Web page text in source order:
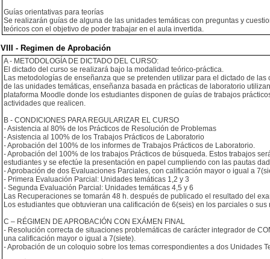
Guías orientativas para teorías
Se realizarán guías de alguna de las unidades temáticas con preguntas y
teóricos con el objetivo de poder trabajar en el aula invertida.
VIII - Regimen de Aprobación
A - METODOLOGÍA DE DICTADO DEL CURSO:
El dictado del curso se realizará bajo la modalidad teórico-práctica.
Las metodologías de enseñanza que se pretenden utilizar para el dictado de
de las unidades temáticas, enseñanza basada en prácticas de laboratorio
plataforma Moodle donde los estudiantes disponen de guías de trabajos
actividades que realicen.
B - CONDICIONES PARA REGULARIZAR EL CURSO
- Asistencia al 80% de los Prácticos de Resolución de Problemas
- Asistencia al 100% de los Trabajos Prácticos de Laboratorio
- Aprobación del 100% de los informes de Trabajos Prácticos de Laboratorio.
- Aprobación del 100% de los trabajos Prácticos de búsqueda. Estos trabajos
estudiantes y se efectúe la presentación en papel cumpliendo con las pautas
- Aprobación de dos Evaluaciones Parciales, con calificación mayor o igual a
- Primera Evaluación Parcial: Unidades temáticas 1,2 y 3
- Segunda Evaluación Parcial: Unidades temáticas 4,5 y 6
Las Recuperaciones se tomarán 48 h. después de publicado el resultado del
Los estudiantes que obtuvieran una calificación de 6(seis) en los parciales o
C – RÉGIMEN DE APROBACIÓN CON EXÁMEN FINAL
- Resolución correcta de situaciones problemáticas de carácter integrador de
una calificación mayor o igual a 7(siete).
- Aprobación de un coloquio sobre los temas correspondientes a dos Unidades